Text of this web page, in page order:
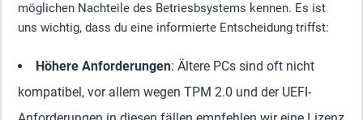
möglichen Nachteile des Betriesbsystems kennen. Es ist
uns wichtig, dass du eine informierte Entscheidung triffst:
Höhere Anforderungen: Ältere PCs sind oft nicht
kompatibel, vor allem wegen TPM 2.0 und der UEFI-